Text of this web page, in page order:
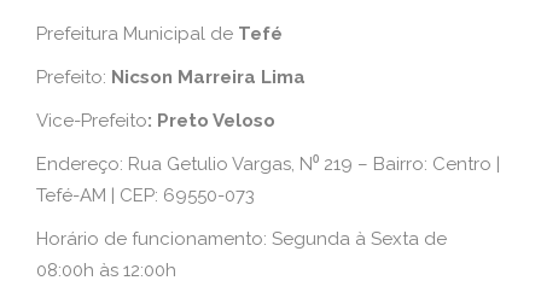
Prefeitura Municipal de Tefé
Prefeito: Nicson Marreira Lima
Vice-Prefeito: Preto Veloso
Endereço: Rua Getulio Vargas, N⁰ 219 – Bairro: Centro |
Tefé-AM | CEP: 69550-073
Horário de funcionamento: Segunda à Sexta de
08:00h às 12:00h